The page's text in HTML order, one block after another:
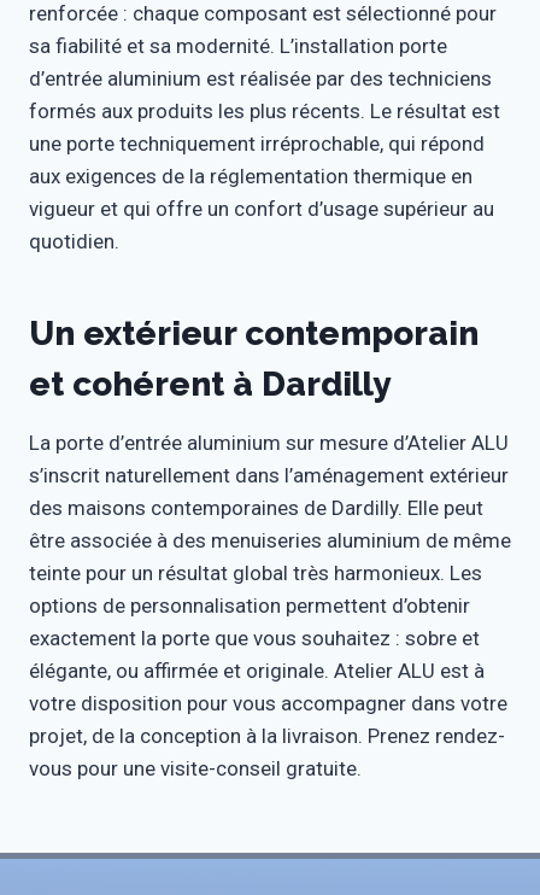
renforcée : chaque composant est sélectionné pour
sa fiabilité et sa modernité. L’installation porte
d’entrée aluminium est réalisée par des techniciens
formés aux produits les plus récents. Le résultat est
une porte techniquement irréprochable, qui répond
aux exigences de la réglementation thermique en
vigueur et qui offre un confort d’usage supérieur au
quotidien.
Un extérieur contemporain
et cohérent à Dardilly
La porte d’entrée aluminium sur mesure d’Atelier ALU
s’inscrit naturellement dans l’aménagement extérieur
des maisons contemporaines de Dardilly. Elle peut
être associée à des menuiseries aluminium de même
teinte pour un résultat global très harmonieux. Les
options de personnalisation permettent d’obtenir
exactement la porte que vous souhaitez : sobre et
élégante, ou affirmée et originale. Atelier ALU est à
votre disposition pour vous accompagner dans votre
projet, de la conception à la livraison. Prenez rendez-
vous pour une visite-conseil gratuite.